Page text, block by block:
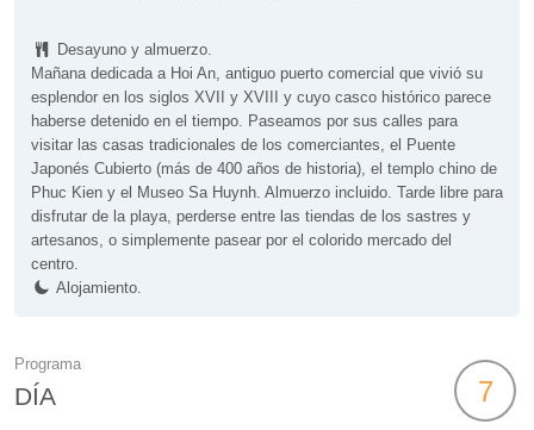
Desayuno y almuerzo.
Mañana dedicada a Hoi An, antiguo puerto comercial que vivió su
esplendor en los siglos XVII y XVIII y cuyo casco histórico parece
haberse detenido en el tiempo. Paseamos por sus calles para
visitar las casas tradicionales de los comerciantes, el Puente
Japonés Cubierto (más de 400 años de historia), el templo chino de
Phuc Kien y el Museo Sa Huynh. Almuerzo incluido. Tarde libre para
disfrutar de la playa, perderse entre las tiendas de los sastres y
artesanos, o simplemente pasear por el colorido mercado del
centro.
Alojamiento.
Programa
DÍA 7